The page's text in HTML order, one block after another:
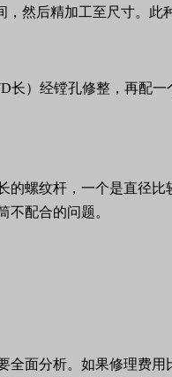
，然后精加工至尺寸。此
长）经镗孔修整，再配
螺纹杆，一个是直径
不配合的问题。
全面分析。如果修理费